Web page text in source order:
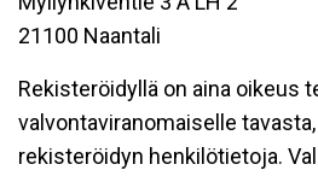
21100 Naantali
Rekisteröidyllä on aina oikeus
valvontaviranomaiselle
rekisteröidyn henkilötietoja.